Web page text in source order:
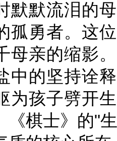
默默流泪的
孤勇者。这
母亲的缩影
中的坚持诠
为孩子劈开
《棋士》的"